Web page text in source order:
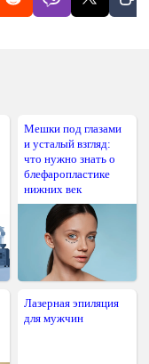
Мешки под глазами
и усталый взгляд:
что нужно знать о
блефаропластике
нижних век
Лазерная эпиляция
для мужчин